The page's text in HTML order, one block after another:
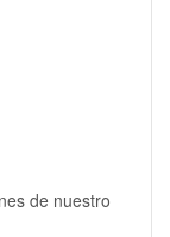
de nuestro